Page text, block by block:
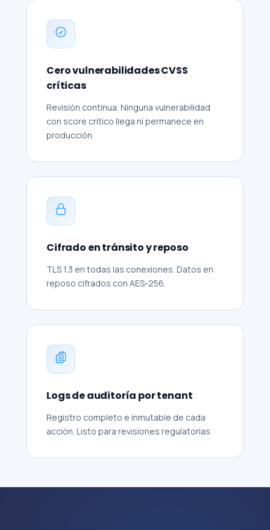
Cero vulnerabilidades CVSS
críticas
Revisión continua. Ninguna vulnerabilidad
con score crítico llega ni permanece en
producción.
Cifrado en tránsito y reposo
TLS 1.3 en todas las conexiones. Datos en
reposo cifrados con AES-256.
Logs de auditoría por tenant
Registro completo e inmutable de cada
acción. Listo para revisiones regulatorias.